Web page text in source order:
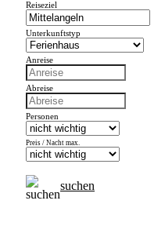
Reiseziel
Unterkunftstyp
Anreise
Abreise
Personen
Preis / Nacht max.
suchen